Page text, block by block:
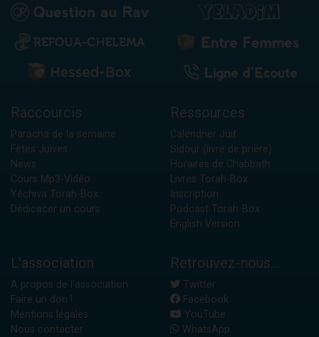
Raccourcis
Paracha de la semaine
Fêtes Juives
News
Cours Mp3-Vidéo
Yéchiva Torah-Box
Dédicacer un cours
Ressources
Calendrier Juif
Sidour (livre de prière)
Horaires de Chabbath
Livres Torah-Box
Inscription
Podcast Torah-Box
English Version
L'association
A propos de l'association
Faire un don !
Mentions légales
Nous contacter
Retrouvez-nous...
Twitter
Facebook
YouTube
WhatsApp